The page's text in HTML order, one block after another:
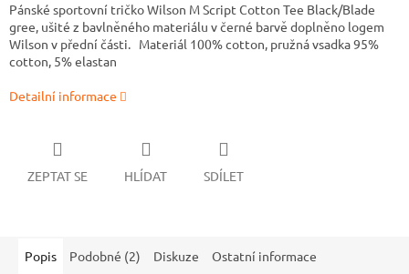
Pánské sportovní tričko Wilson M Script Cotton Tee Black/Blade
gree, ušité z bavlněného materiálu v černé barvě doplněno logem
Wilson v přední části. Materiál 100% cotton, pružná vsadka 95%
cotton, 5% elastan
Detailní informace
ZEPTAT SE HLÍDAT SDÍLET
Popis Podobné (2) Diskuze Ostatní informace